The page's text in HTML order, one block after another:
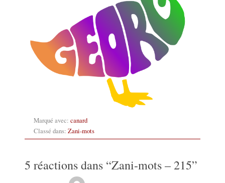
Marqué avec: canard
Classé dans: Zani-mots
5 réactions dans “Zani-mots – 215”